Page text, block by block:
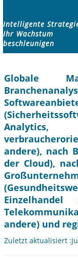
Intelligente
Ihr Wachstum
beschleunigen
Globale
Analytics,
andere), nach
der Cloud),
andere) und
Zuletzt aktualisiert